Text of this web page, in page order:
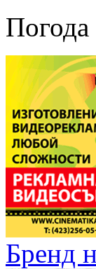
Погода
Бренд